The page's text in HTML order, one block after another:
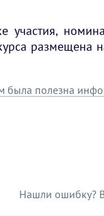
размещена
была полезна
Нашли ошибку?